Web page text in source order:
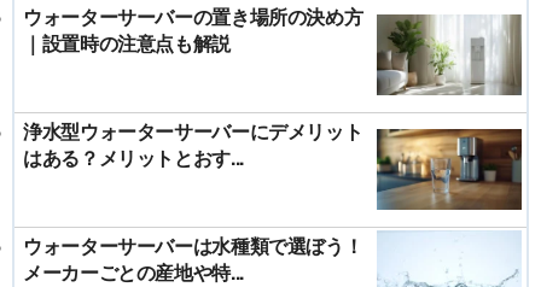
ウォーターサーバーの置き場所の決め方
｜設置時の注意点も解説
浄水型ウォーターサーバーにデメリット
はある？メリットとおす...
ウォーターサーバーは水種類で選ぼう！
メーカーごとの産地や特...